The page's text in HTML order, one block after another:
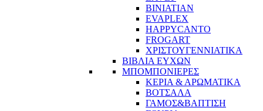
BINIATIAN
EVAPLEX
HAPPYCANTO
FROGART
ΧΡΙΣΤΟΥΓΕΝΝΙΑΤΙΚΑ
ΒΙΒΛΙΑ ΕΥΧΩΝ
ΜΠΟΜΠΟΝΙΕΡΕΣ
ΚΕΡΙΑ & ΑΡΩΜΑΤΙΚΑ
ΒΟΤΣΑΛΑ
ΓΑΜΟΣ&ΒΑΠΤΙΣΗ